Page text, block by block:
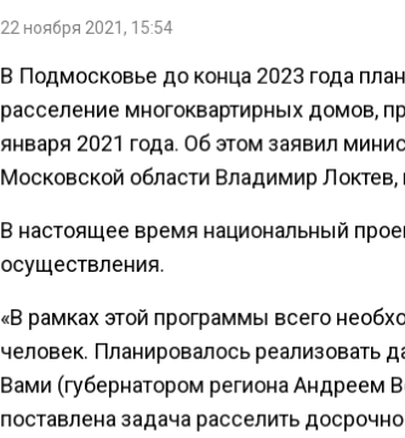
22 ноября 2021, 15:54
В Подмосковье до конца 2023 года
расселение многоквартирных домов,
января 2021 года. Об этом заявил
Московской области Владимир
В настоящее время национальный
осуществления.
«В рамках этой программы всего
человек. Планировалось реализовать
Вами (губернатором региона Андреем
поставлена задача расселить